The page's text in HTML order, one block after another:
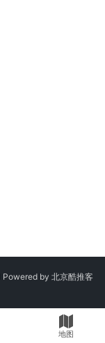
Powered by 北京酷推客
地图